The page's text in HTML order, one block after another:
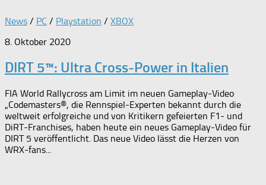
News / PC / Playstation / XBOX
8. Oktober 2020
DIRT 5™: Ultra Cross-Power in Italien
FIA World Rallycross am Limit im neuen Gameplay-Video
„Codemasters®, die Rennspiel-Experten bekannt durch die
weltweit erfolgreiche und von Kritikern gefeierten F1- und
DiRT-Franchises, haben heute ein neues Gameplay-Video für
DIRT 5 veröffentlicht. Das neue Video lässt die Herzen von
WRX-fans...